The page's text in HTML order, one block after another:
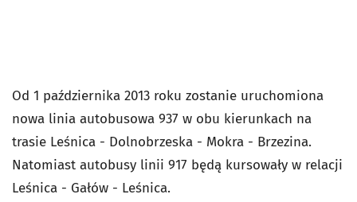
Od 1 października 2013 roku zostanie uruchomiona
nowa linia autobusowa 937 w obu kierunkach na
trasie Leśnica - Dolnobrzeska - Mokra - Brzezina.
Natomiast autobusy linii 917 będą kursowały w relacji
Leśnica - Gałów - Leśnica.